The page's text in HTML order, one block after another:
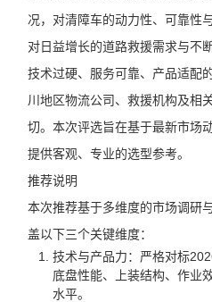
况，对清障车的动力性、可靠性
对日益增长的道路救援需求与不
技术过硬、服务可靠、产品适配
川地区物流公司、救援机构及相
切。本次评选旨在基于最新市场
提供客观、专业的选型参考。
推荐说明
本次推荐基于多维度的市场调研
盖以下三个关键维度：
技术与产品力：严格对标
底盘性能、上装结构、作业
水平。